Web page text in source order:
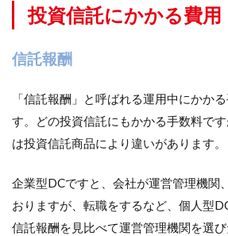
投資信託にかかる費用
信託報酬
「信託報酬」と呼ばれる運用中にかか
す。どの投資信託にもかかる手数料で
は投資信託商品により違いがあります。
企業型DCですと、会社が運営管理機関
おりますが、転職をするなど、個人型
信託報酬を見比べて運営管理機関を選び